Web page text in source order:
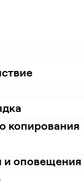
копирования
и оповещения